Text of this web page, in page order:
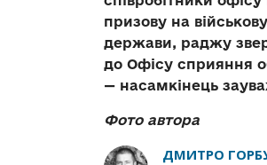
призову на
держави, раджу
до Офісу сприяння
— насамкінець
Фото автора
ДМИТРО